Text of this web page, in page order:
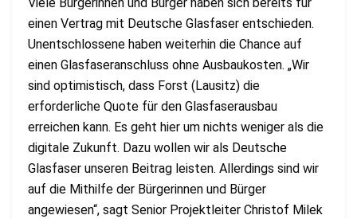
Viele Bürgerinnen und Bürger haben sich bereits für
einen Vertrag mit Deutsche Glasfaser entschieden.
Unentschlossene haben weiterhin die Chance auf
einen Glasfaseranschluss ohne Ausbaukosten. „Wir
sind optimistisch, dass Forst (Lausitz) die
erforderliche Quote für den Glasfaserausbau
erreichen kann. Es geht hier um nichts weniger als die
digitale Zukunft. Dazu wollen wir als Deutsche
Glasfaser unseren Beitrag leisten. Allerdings sind wir
auf die Mithilfe der Bürgerinnen und Bürger
angewiesen“, sagt Senior Projektleiter Christof Milek